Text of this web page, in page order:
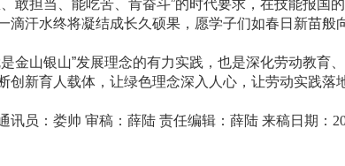
敢担当、能吃苦、肯奋斗”的时代要求，在技能报国
汗水终将凝结成长久硕果，愿学子们如春日新苗般
金山银山”发展理念的有力实践，也是深化劳动教育
新育人载体，让绿色理念深入人心，让劳动实践落
通讯员：娄帅 审稿：薛陆 责任编辑：薛陆 来稿日期： 2